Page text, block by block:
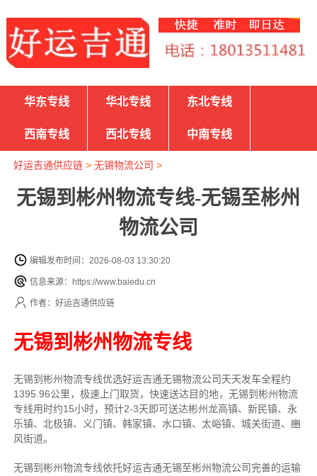
华东专线 华北专线 东北专线
西南专线 西北专线 中南专线
好运吉通供应链> 无锡物流公司 >
无锡到彬州物流专线-无锡至彬州
物流公司
编辑发布时间：2026-08-03 13:30:20
信息来源：https://www.baiedu.cn
作者：好运吉通供应链
无锡到彬州物流专线
无锡到彬州物流专线优选好运吉通无锡物流公司天天发车全程约
1395.96公里， 极速上门取货，快速送达目的地，无锡到彬州物流
专线用时约15小时，预计2-3天即可送达彬州龙高镇、新民镇、永
乐镇、北极镇、义门镇、韩家镇、水口镇、太峪镇、城关街道、豳
风街道。
无锡到彬州物流专线依托好运吉通无锡至彬州物流公司完善的运输